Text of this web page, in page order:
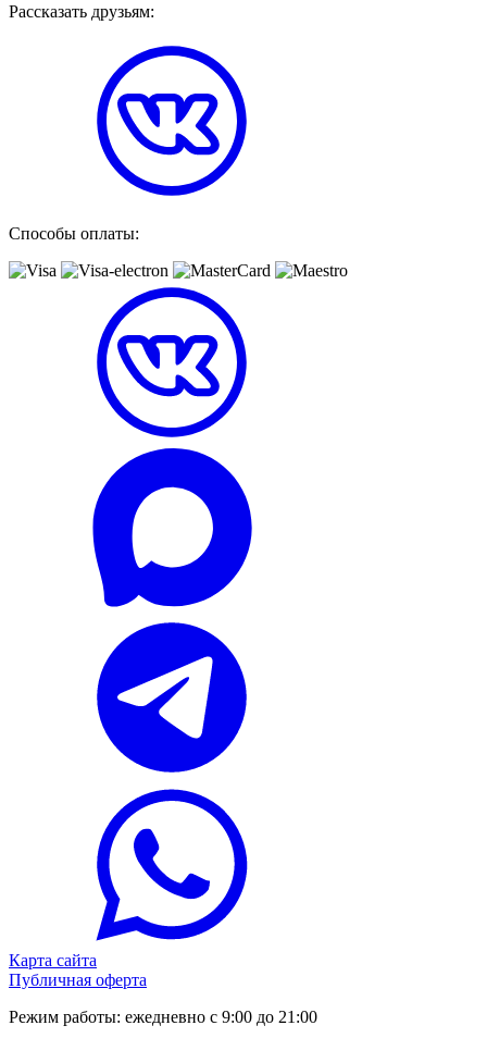
Рассказать друзьям:
Способы оплаты:
Карта сайта
Публичная оферта
Режим работы: ежедневно с 9:00 до 21:00